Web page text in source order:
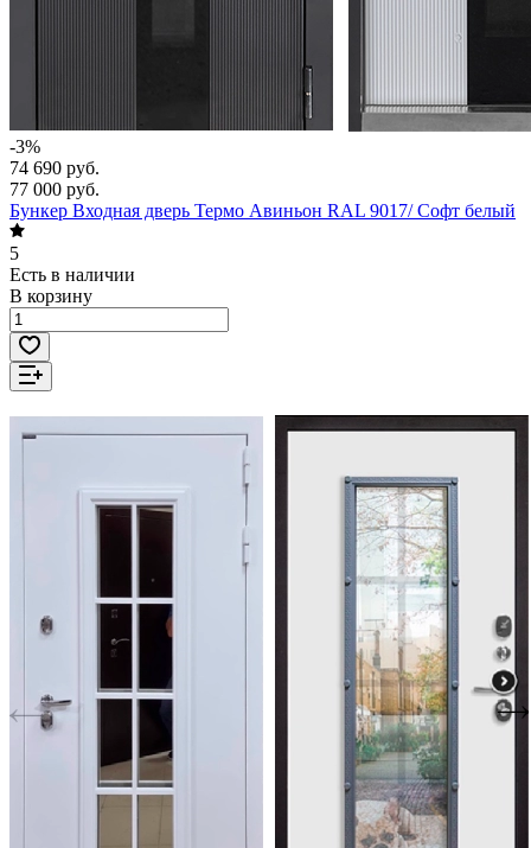
-3%
74 690 руб.
77 000 руб.
Бункер Входная дверь Термо Авиньон RAL 9017/ Софт белый
5
Есть в наличии
В корзину